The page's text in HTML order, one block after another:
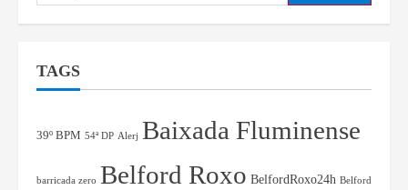
TAGS
39º BPM 54ª DP Alerj Baixada Fluminense
barricada zero Belford Roxo BelfordRoxo24h Belford